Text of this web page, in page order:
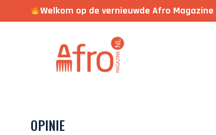
Welkom op de vernieuwde Afro Magazine
OPINIE